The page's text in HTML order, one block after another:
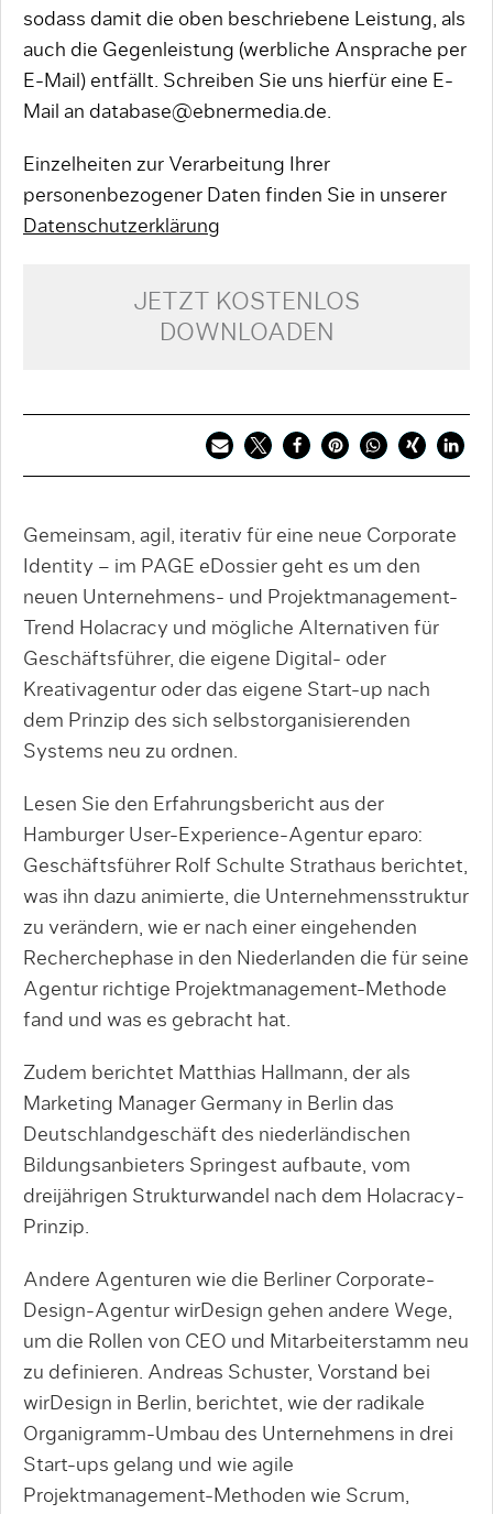
sodass damit die oben beschriebene Leistung, als
auch die Gegenleistung (werbliche Ansprache per
E-Mail) entfällt. Schreiben Sie uns hierfür eine E-
Mail an database@ebnermedia.de.
Einzelheiten zur Verarbeitung Ihrer
personenbezogener Daten finden Sie in unserer
Datenschutzerklärung
JETZT KOSTENLOS
DOWNLOADEN
Gemeinsam, agil, iterativ für eine neue Corporate
Identity – im PAGE eDossier geht es um den
neuen Unternehmens- und Projektmanagement-
Trend Holacracy und mögliche Alternativen für
Geschäftsführer, die eigene Digital- oder
Kreativagentur oder das eigene Start-up nach
dem Prinzip des sich selbstorganisierenden
Systems neu zu ordnen.
Lesen Sie den Erfahrungsbericht aus der
Hamburger User-Experience-Agentur eparo:
Geschäftsführer Rolf Schulte Strathaus berichtet,
was ihn dazu animierte, die Unternehmensstruktur
zu verändern, wie er nach einer eingehenden
Recherchephase in den Niederlanden die für seine
Agentur richtige Projektmanagement-Methode
fand und was es gebracht hat.
Zudem berichtet Matthias Hallmann, der als
Marketing Manager Germany in Berlin das
Deutschlandgeschäft des niederländischen
Bildungsanbieters Springest aufbaute, vom
dreijährigen Strukturwandel nach dem Holacracy-
Prinzip.
Andere Agenturen wie die Berliner Corporate-
Design-Agentur wirDesign gehen andere Wege,
um die Rollen von CEO und Mitarbeiterstamm neu
zu definieren. Andreas Schuster, Vorstand bei
wirDesign in Berlin, berichtet, wie der radikale
Organigramm-Umbau des Unternehmens in drei
Start-ups gelang und wie agile
Projektmanagement-Methoden wie Scrum,